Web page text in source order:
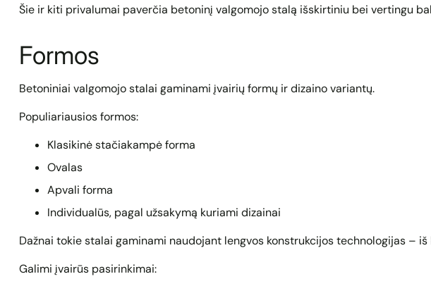
Šie ir kiti privalumai paverčia betoninį valgomojo stalą išskirtiniu bei vertingu
Formos
Betoniniai valgomojo stalai gaminami įvairių formų ir dizaino variantų.
Populiariausios formos:
Klasikinė stačiakampė forma
Ovalas
Apvali forma
Individualūs, pagal užsakymą kuriami dizainai
Dažnai tokie stalai gaminami naudojant lengvos konstrukcijos technologijas –
Galimi įvairūs pasirinkimai: